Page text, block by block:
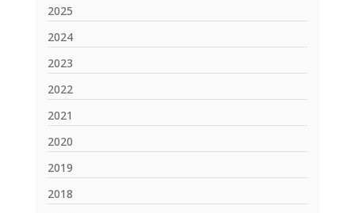
2025
2024
2023
2022
2021
2020
2019
2018